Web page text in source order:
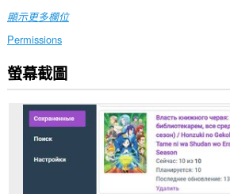
顯示更多欄位
Permissions
這
個
螢幕截圖